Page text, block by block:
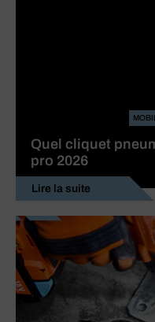
Quel cliquet
pro 2026
Lire la suite